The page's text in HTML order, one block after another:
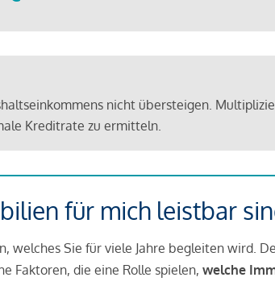
nicht übersteigen.
Kreditrate zu ermitteln.
für mich leistbar
welches Sie für viele Jahre begleiten wird.
Faktoren, die eine Rolle spielen, welche